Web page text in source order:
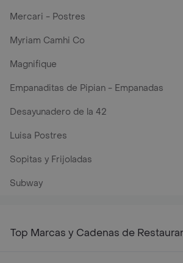
Mercari - Postres
Myriam Camhi Co
Magnifique
Empanaditas de Pipian - Empanadas
Desayunadero de la 42
Luisa Postres
Sopitas y Frijoladas
Subway
Top Marcas y Cadenas de